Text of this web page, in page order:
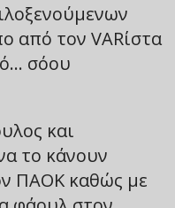
από τον VARίστα
σόου
και
το κάνουν
ΠΑΟΚ καθώς με